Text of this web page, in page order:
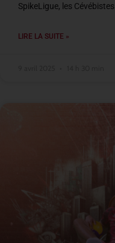
SpikeLigue, les
LIRE LA SUITE »